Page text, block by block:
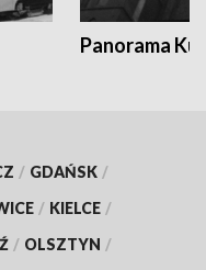
Panorama
/ GDAŃSK /
/ KIELCE /
/ OLSZTYN /